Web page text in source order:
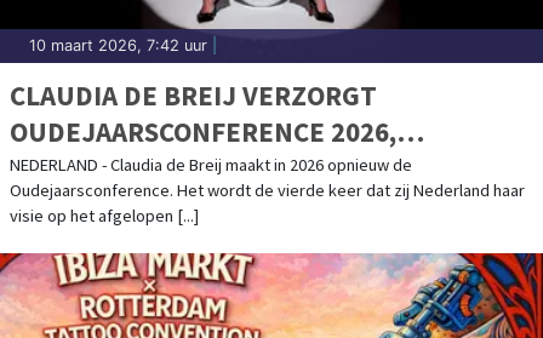
10 maart 2026, 7:42 uur
CLAUDIA DE BREIJ VERZORGT
OUDEJAARSCONFERENCE 2026,
KAARTVERKOOP START WOENSDAG
NEDERLAND - Claudia de Breij maakt in 2026 opnieuw de
Oudejaarsconference. Het wordt de vierde keer dat zij Nederland haar
visie op het afgelopen [...]